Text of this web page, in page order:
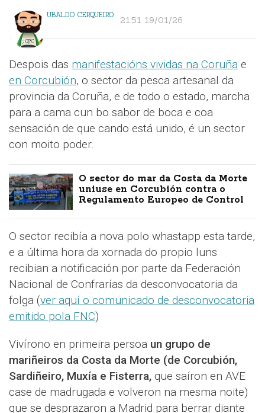
UBALDO CERQUEIRO 21:51 19/01/26
Despois das manifestacións vividas na Coruña e
en Corcubión, o sector da pesca artesanal da
provincia da Coruña, e de todo o estado, marcha
para a cama cun bo sabor de boca e coa
sensación de que cando está unido, é un sector
con moito poder.
O sector do mar da Costa da Morte
uniuse en Corcubión contra o
Regulamento Europeo de Control
O sector recibía a nova polo whastapp esta tarde,
e a última hora da xornada do propio luns
recibian a notificación por parte da Federación
Nacional de Confrarías da desconvocatoria da
folga (ver aquí o comunicado de desconvocatoria
emitido pola FNC)
Vivírono en primeira persoa un grupo de
mariñeiros da Costa da Morte (de Corcubión,
Sardiñeiro, Muxía e Fisterra, que saíron en AVE
case de madrugada e volveron na mesma noite)
que se desprazaron a Madrid para berrar diante